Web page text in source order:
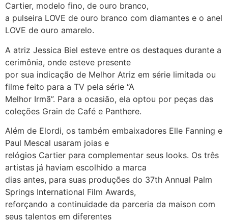
Cartier, modelo fino, de ouro branco,
a pulseira LOVE de ouro branco com diamantes e o anel
LOVE de ouro amarelo.
A atriz Jessica Biel esteve entre os destaques durante a
cerimônia, onde esteve presente
por sua indicação de Melhor Atriz em série limitada ou
filme feito para a TV pela série “A
Melhor Irmã”. Para a ocasião, ela optou por peças das
coleções Grain de Café e Panthere.
Além de Elordi, os também embaixadores Elle Fanning e
Paul Mescal usaram joias e
relógios Cartier para complementar seus looks. Os três
artistas já haviam escolhido a marca
dias antes, para suas produções do 37th Annual Palm
Springs International Film Awards,
reforçando a continuidade da parceria da maison com
seus talentos em diferentes